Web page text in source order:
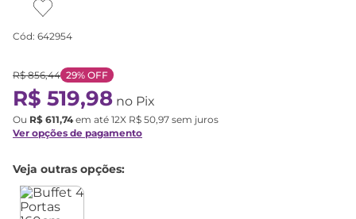
Cód: 642954
R$ 856,44 29% OFF
R$ 519,98 no Pix
Ou R$ 611,74em até 12X R$ 50,97 sem juros
Ver opções de pagamento
Veja outras opções: